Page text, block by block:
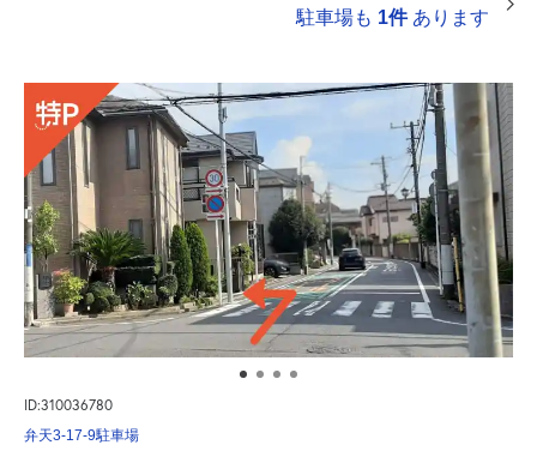
駐車場も 1件あります
ID:310036780
弁天3-17-9駐車場